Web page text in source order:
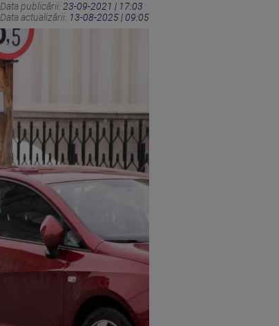
Data publicării: 23-09-2021 | 17:03
Data actualizării: 13-08-2025 | 09:05